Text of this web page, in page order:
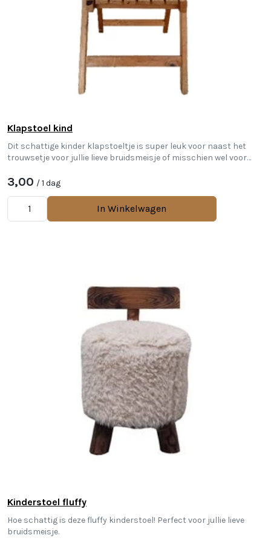
Klapstoel kind
Dit schattige kinder klapstoeltje is super leuk voor naast het
trouwsetje voor jullie lieve bruidsmeisje of misschien wel voor
3,00 / 1 dag
In Winkelwagen
Kinderstoel fluffy
Hoe schattig is deze fluffy kinderstoel! Perfect voor jullie lieve
bruidsmeisje.